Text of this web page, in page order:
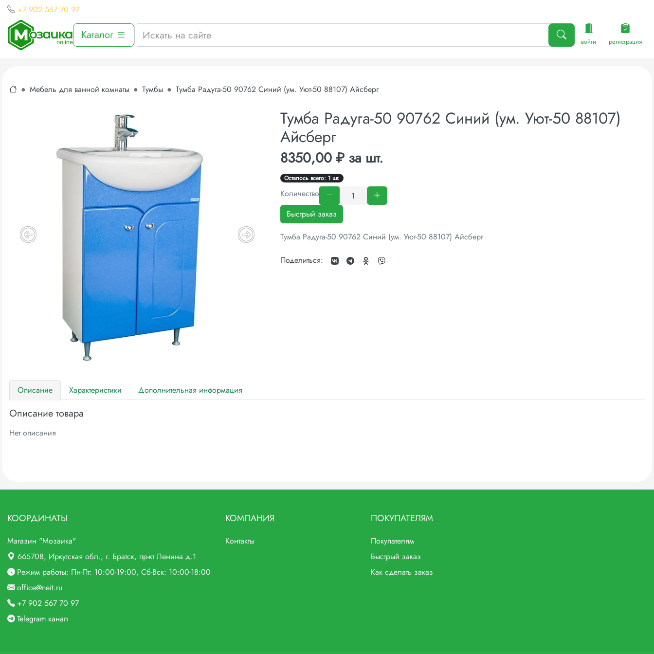
+7 902 567 70 97
Каталог войти регистрация
Мебель для ванной комнаты Тумбы Тумба Радуга-50 90762 Синий (ум. Уют-50 88107) Айсберг
Тумба Радуга-50 90762 Синий (ум. Уют-50 88107)
Айсберг
8350,00 ₽ за шт.
Осталось всего: 1 шт.
Количество
Быстрый заказ
Тумба Радуга-50 90762 Синий (ум. Уют-50 88107) Айсберг
Поделиться:
Описание Характеристики Дополнительная информация
Описание товара
Нет описания
КООРДИНАТЫ
Магазин "Мозаика"
665708, Иркутская обл., г. Братск, пр-кт Ленина д.1
Режим работы: Пн-Пт: 10:00-19:00, Сб-Вск: 10:00-18:00
office@neit.ru
+7 902 567 70 97
Telegram канал
КОМПАНИЯ
Контакты
ПОКУПАТЕЛЯМ
Покупателям
Быстрый заказ
Как сделать заказ